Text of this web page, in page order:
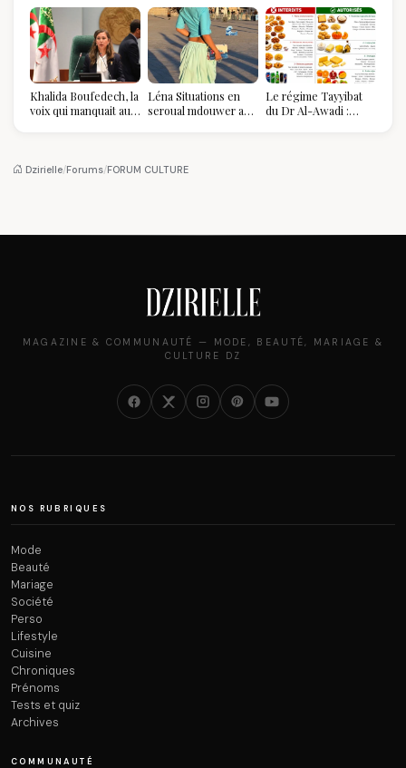
Khalida Boufedech, la
voix qui manquait au
Léna Situations en
seroual mdouwer au
pièce mode de l'été
Le régime Tayyibat
du Dr Al-Awadi :
Dzirielle/Forums/FORUM CULTURE
MAGAZINE & COMMUNAUTÉ — MODE, BEAUTÉ, MARIAGE &
CULTURE DZ
NOS RUBRIQUES
Mode
Beauté
Mariage
Société
Perso
Lifestyle
Cuisine
Chroniques
Prénoms
Tests et quiz
Archives
COMMUNAUTÉ